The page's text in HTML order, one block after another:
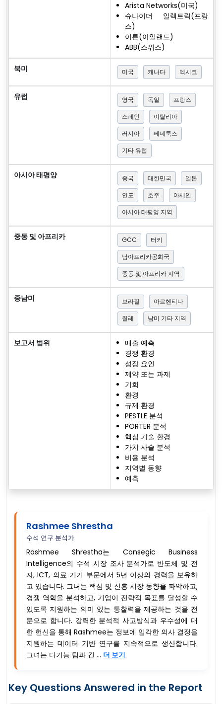
Arista Networks(미국)
슈나이더 일렉트릭(프랑
스)
이튼(아일랜드)
ABB(스위스)
북미 미국 캐나다 멕시코
유럽 영국 독일
프랑스
스페인
이탈리아
러시아
베네룩스
기타 유럽
아시아 태평양 중국 대한민국
일본
인도
호주
아세안
아시아 태평양 지역
중동 및 아프리카 GCC
터키
남아프리카공화국
중동 및 아프리카 지역
중남미 브라질
아르헨티나
칠레
남미 기타 지역
보고서 범위
매출 예측
경쟁 환경
성장 요인
제약 또는 과제
기회
환경
규제 환경
PESTLE 분석
PORTER 분석
핵심 기술 환경
가치 사슬 분석
비용 분석
지역별 동향
예측
Rashmee Shrestha
수석 연구 분석가
Rashmee Shrestha는 Consegic Business
Intelligence의 수석 시장 조사 분석가로 반도체 및 전
자, ICT, 의료 기기 부문에서 5년 이상의 경력을 보유하
고 있습니다. 그녀는 핵심 및 신흥 시장 동향을 파악하고,
경쟁 역학을 분석하고, 기업이 전략적 목표를 달성할 수
있도록 지원하는 의미 있는 통찰력을 제공하는 것을 전
문으로 합니다. 강력한 분석적 사고방식과 우수성에 대
한 헌신을 통해 Rashmee는 정보에 입각한 의사 결정을
지원하는 데이터 기반 연구를 지속적으로 생산합니다.
그녀는 다기능 팀과 긴 ... 더 보기
Key Questions Answered in the Report